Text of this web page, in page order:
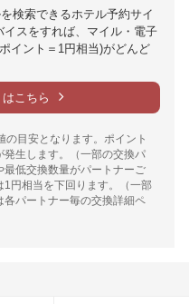
検索できるホテル予約サイ
イスをすれば、マイル・電子
イント＝1円相当)がどんど
こちら
目安となります。ポイント
生します。（一部の交換パ
最低交換数量がパートナーご
1円相当を下回ります。（一部
各パートナー毎の交換詳細ペ